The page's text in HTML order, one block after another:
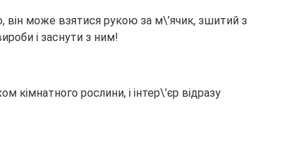
він може взятися рукою за м\’ячик, зшитий з
і заснути з ним!
рослини, і інтер\’єр відразу